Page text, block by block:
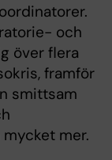
och
över flera
framför
smittsam
mer.